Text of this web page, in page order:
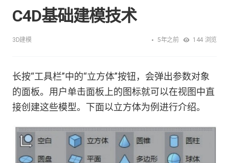
C4D基础建模技术
3D建模 5年之前 144 浏览
长按“工具栏”中的“立方体”按钮，会弹出参数对象
的面板。用户单击面板上的图标就可以在视图中直
接创建这些模型。下面以立方体为例进行介绍。